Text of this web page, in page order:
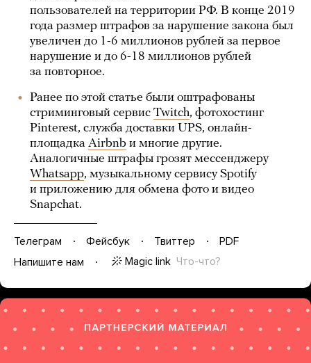
пользователей на территории РФ. В конце 2019
года размер штрафов за нарушение закона был
увеличен до 1-6 миллионов рублей за первое
нарушение и до 6-18 миллионов рублей
за повторное.
Ранее по этой статье были оштрафованы
стриминговый сервис Twitch, фотохостинг
Pinterest, служба доставки UPS, онлайн-
площадка Airbnb и многие другие.
Аналогичные штрафы грозят мессенджеру
Whatsapp, музыкальному сервису Spotify
и приложению для обмена фото и видео
Snapchat.
Телеграм Фейсбук Твиттер
PDF
Напишите нам
Magic link Что-что?